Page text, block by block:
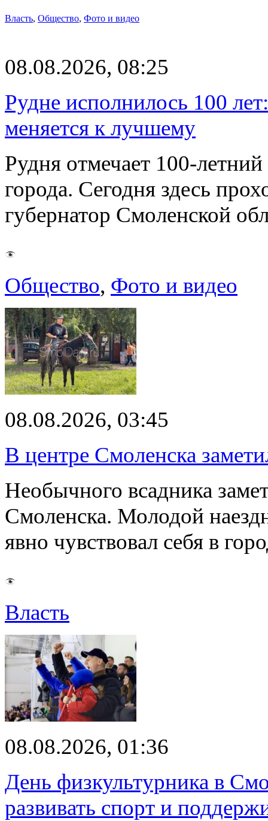
Власть, Общество, Фото и видео
08.08.2026, 08:25
Рудне исполнилось 100
меняется к лучшему
Рудня отмечает 100-
города. Сегодня здесь
губернатор Смоленской
Общество, Фото и видео
08.08.2026, 03:45
В центре Смоленска
Необычного всадника
Смоленска. Молодой
явно чувствовал себя в
Власть
08.08.2026, 01:36
День физкультурника в
развивать спорт и